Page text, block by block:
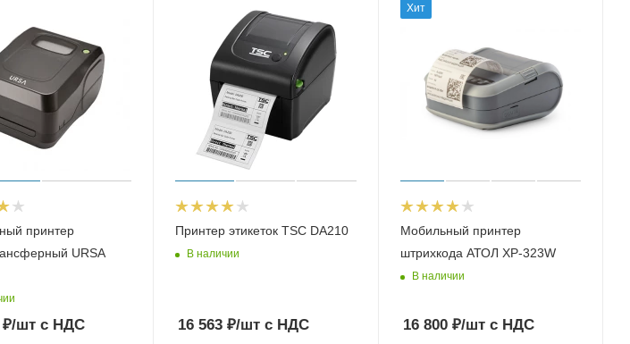
принтер
URSA
/штс НДС
Принтер этикеток TSC DA210
В наличии
16 563 ₽/шт с НДС
Хит
Мобильный принтер
штрихкода АТОЛ XP-323W
В наличии
16 800₽/штс НДС